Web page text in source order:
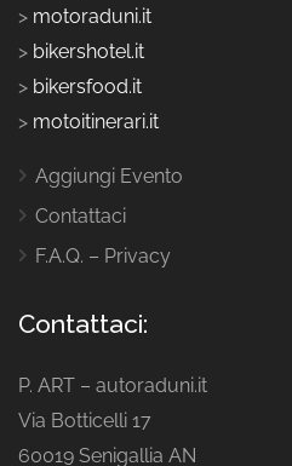
> motoraduni.it
> bikershotel.it
> bikersfood.it
> motoitinerari.it
Aggiungi Evento
Contattaci
F.A.Q. – Privacy
Contattaci:
P. ART – autoraduni.it
Via Botticelli 17
60019 Senigallia AN